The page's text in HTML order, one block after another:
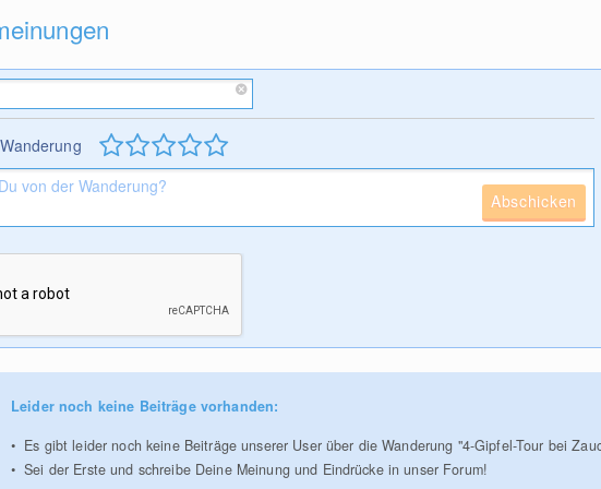
Abschicken
Leider noch keine Beiträge vorhanden:
Es gibt leider noch keine Beiträge unserer User über die Wanderung "4-Gipfel-Tour bei
Sei der Erste und schreibe Deine Meinung und Eindrücke in unser Forum!